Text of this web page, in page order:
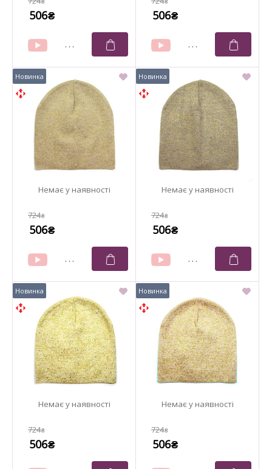
506₴ 506₴
724₴
506₴
724₴
506₴
724₴
506₴
724₴
506₴